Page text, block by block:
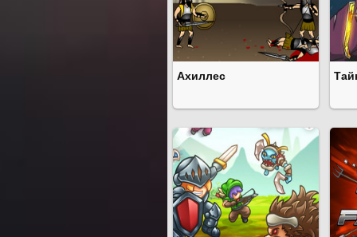
Ахиллес